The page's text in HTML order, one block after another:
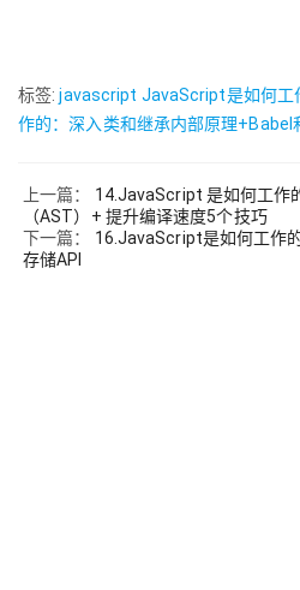
标签:javascript JavaScript是如何工
作的：深入类和继承内部原理
上一篇： 14.JavaScript 是如何工作
（AST）+ 提升编译速度5个技巧
下一篇： 16.JavaScript是如何工作
存储API